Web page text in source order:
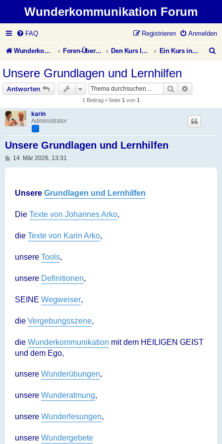
Wunderkommunikation Forum
FAQ Anmelden
Registrieren
Wunderkommunikation Website Foren-Übersicht Den Kurs leben Ein Kurs in Wundern
e
Unsere Grundlagen und Lernhilfen
Antworten Suche
1 Beitrag • Seite 1 von 1
karin
Administrator
Unsere Grundlagen und Lernhilfen
B14. Mär 2026, 13:31
Unsere Grundlagen und Lernhilfen
Die Texte von Johannes Arko,
die Texte von Karin Arko,
unsere Tools,
unsere Definitionen,
SEINE Wegweiser,
die Vergebungsszene,
die Wunderkommunikation mit dem HEILIGEN GEIST
und dem Ego,
unsere Wunderübungen,
unsere Wunderatmung,
unsere Wunderlesungen,
unsere Wundergebete